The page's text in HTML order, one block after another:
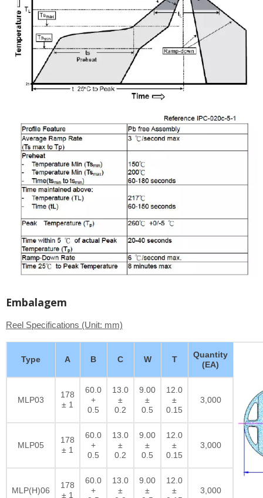
Embalagem
Reel Specifications (Unit: mm)
Type A B C W T
Quantity
(EA)
MLP03
178
± 1
60.0
+
0.5
13.0
±
0.2
9.00
±
0.5
12.0
±
0.15
3,000
MLP05
178
± 1
60.0
+
0.5
13.0
±
0.2
9.00
±
0.5
12.0
±
0.15
3,000
MLP(H)06
178
± 1
60.0
+
13.0
±
9.00
±
12.0
±
3,000